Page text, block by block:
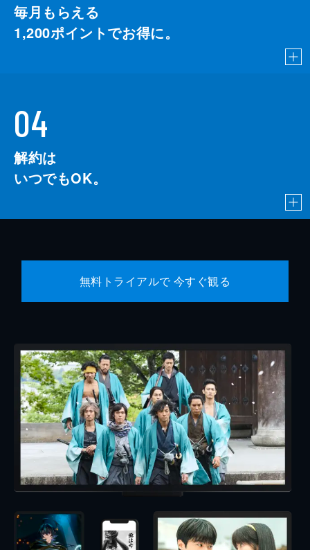
毎月もらえる
1,200ポイントでお得に。
04
解約は
いつでもOK。
無料トライアルで 今すぐ観る